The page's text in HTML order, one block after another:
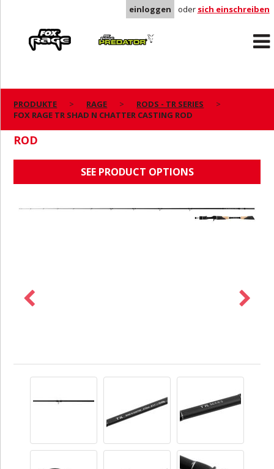
einloggen oder sich einschreiben
Predator
PRODUKTE RAGE
RODS - TR SERIES
FOX RAGE TR SHAD N CHATTER CASTING ROD
ROD
SEE PRODUCT OPTIONS